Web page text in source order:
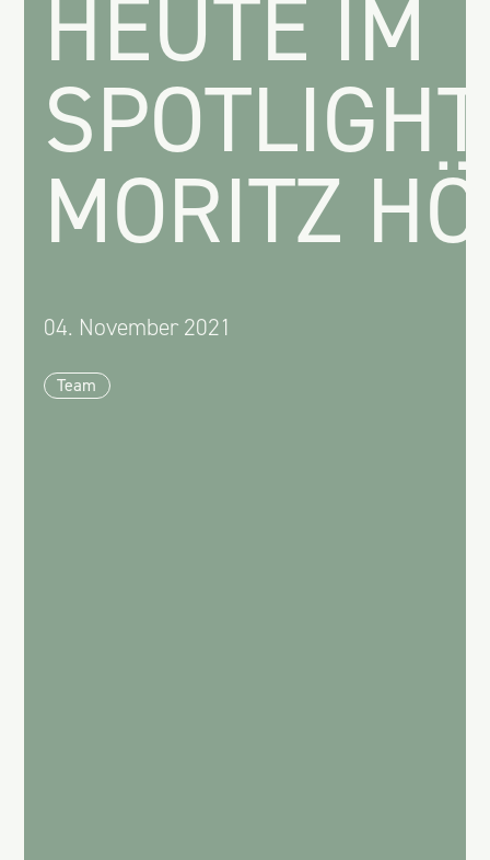
HEUTE IM
MORITZ
04. November 2021
Team